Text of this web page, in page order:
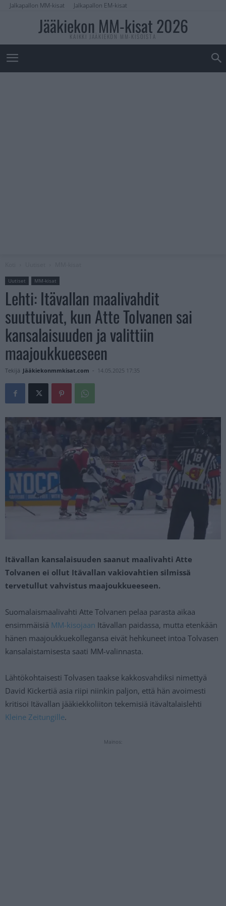
Jalkapallon MM-kisat Jalkapallon EM-kisat
Jääkiekon MM-kisat 2026
KAIKKI JÄÄKIEKON MM-KISOISTA
Uutiset MM-kisat
Lehti: Itävallan maalivahdit
suuttuivat, kun Atte Tolvanen sai
kansalaisuuden ja valittiin
maajoukkueeseen
Tekijä Jääkiekonmmkisat.com - 14.05.2025 17:35
Itävallan kansalaisuuden saanut maalivahti Atte
Tolvanen ei ollut Itävallan vakiovahtien silmissä
tervetullut vahvistus maajoukkueeseen.
Suomalaismaalivahti Atte Tolvanen pelaa parasta aikaa
ensimmäisiä MM-kisojaan Itävallan paidassa, mutta etenkään
hänen maajoukkuekollegansa eivät hehkuneet intoa Tolvasen
kansalaistamisesta saati MM-valinnasta.
Lähtökohtaisesti Tolvasen taakse kakkosvahdiksi nimettyä
David Kickertiä asia riipi niinkin paljon, että hän avoimesti
kritisoi Itävallan jääkiekkoliiton tekemisiä itävaltalaislehti
Kleine Zeitungille.
Mainos: